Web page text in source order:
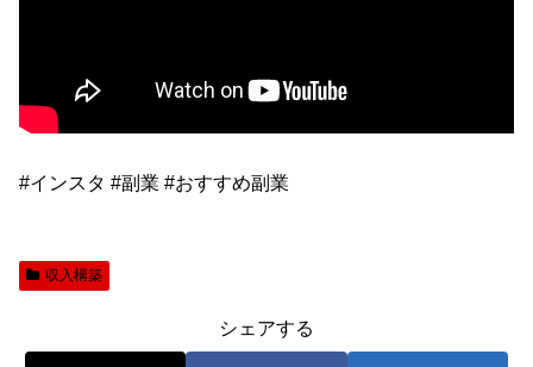
#インスタ #副業 #おすすめ副業
収入構築
シェアする